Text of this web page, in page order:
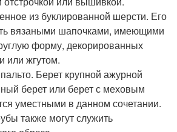
из буклированной шерсти. Его
вязаными шапочками, имеющими
форму, декорированных
или жгутом.
Берет крупной ажурной
берет или берет с меховым
уместными в данном сочетании.
также могут служить